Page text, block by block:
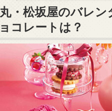
丸・松坂屋のバレ
コレートは？